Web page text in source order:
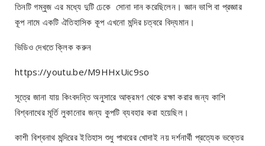
তিনটি গম্বুজ এর মধ্যে দুটি ঢেকে সোনা দান করেছিলেন। জ্ঞান ভাপি বা প্রজ্ঞার
কূপ নামে একটি ঐতিহাসিক কূপ এখনো মন্দির চত্বরে বিদ্যমান।
ভিডিও দেখতে ক্লিক করুন
https://youtu.be/M9HHxUic9so
সূত্রে জানা যায় কিংবদন্তি অনুসারে আক্রমণ থেকে রক্ষা করার জন্য কাশি
বিশ্বনাথের মূর্তি লুকানোর জন্য কুপটি ব্যবহার করা হয়েছিল।
কাশী বিশ্বনাথ মন্দিরের ইতিহাস শুধু পাথরের খোদাই নয় দর্শনার্থী প্রত্যেক ভক্তের